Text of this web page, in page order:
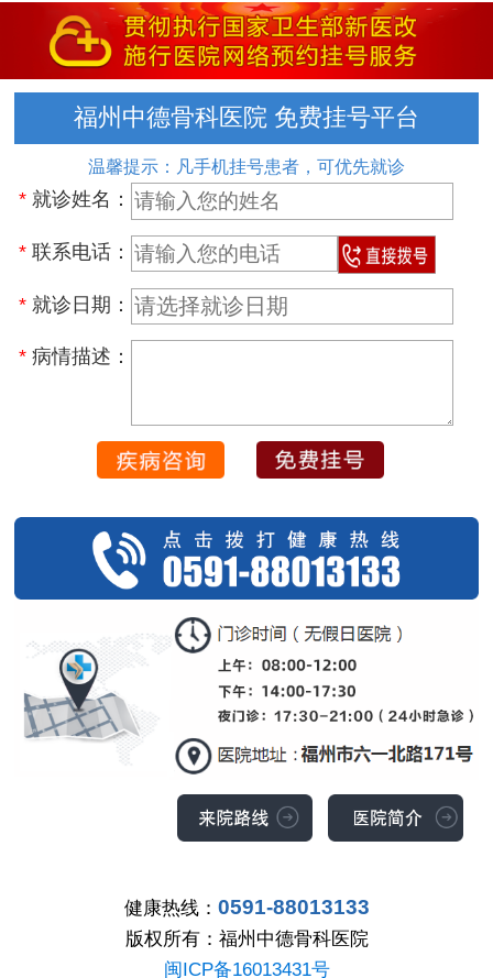
福州中德骨科医院 免费挂号平台
温馨提示：凡手机挂号患者，可优先就诊
*就诊姓名：
*联系电话：
*就诊日期：
*病情描述：
健康热线： 0591-88013133
版权所有：福州中德骨科医院
闽ICP备16013431号